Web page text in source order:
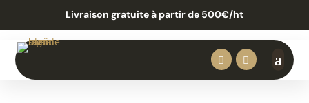
Livraison gratuite à partir de 500€/ht

